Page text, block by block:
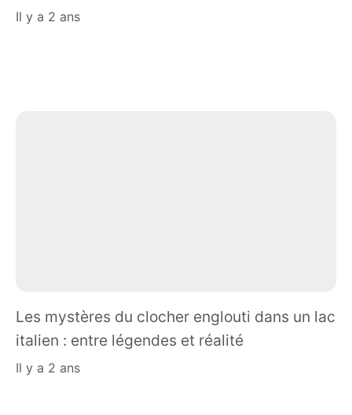
il y a 2 ans
Les mystères du clocher englouti dans un lac
italien : entre légendes et réalité
il y a 2 ans